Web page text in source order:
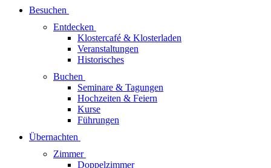
Besuchen
Entdecken
Klostercafé & Klosterladen
Veranstaltungen
Historisches
Buchen
Seminare & Tagungen
Hochzeiten & Feiern
Kurse
Führungen
Übernachten
Zimmer
Doppelzimmer